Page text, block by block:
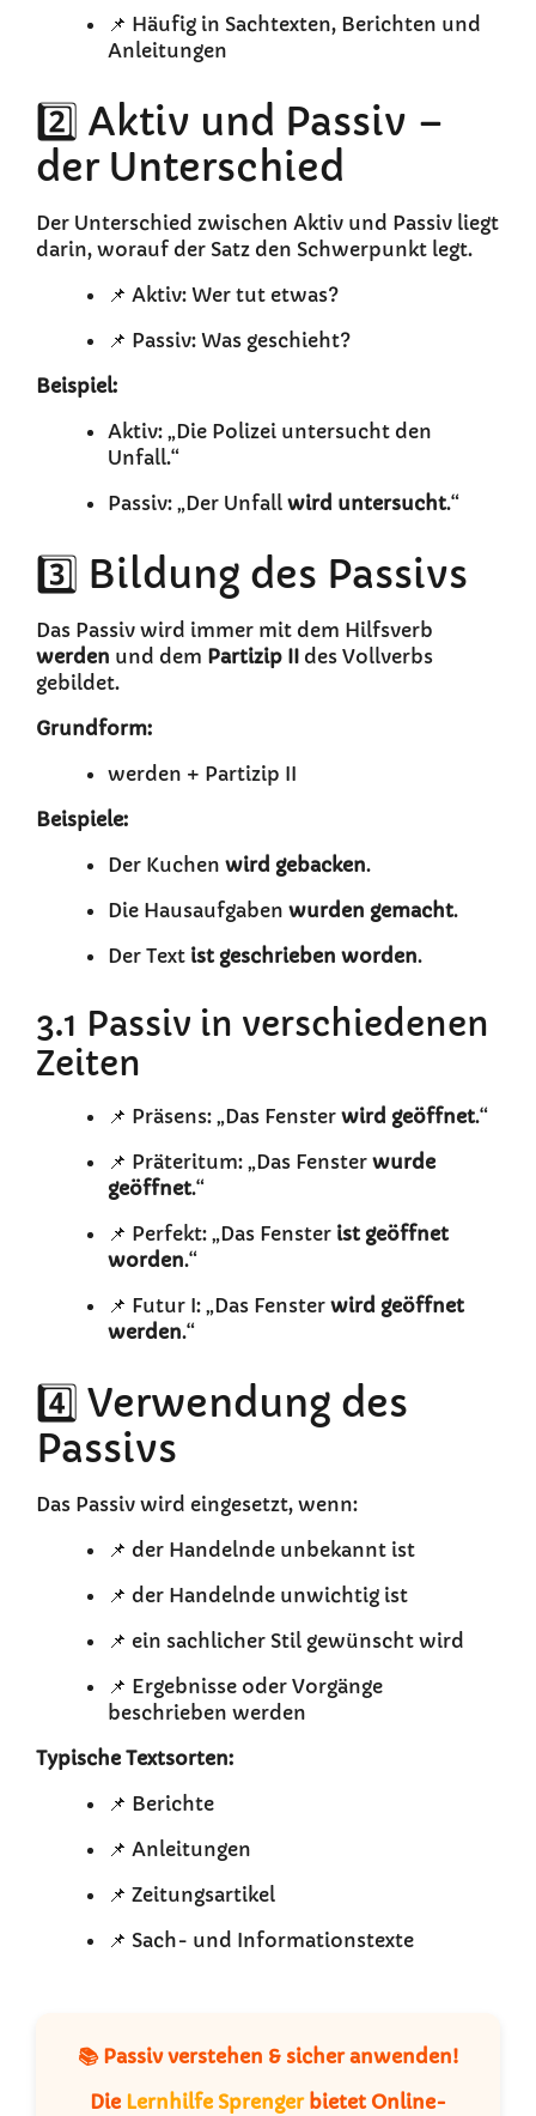
📌 Häufig in Sachtexten, Berichten und
Anleitungen
2️⃣ Aktiv und Passiv –
der Unterschied
Der Unterschied zwischen Aktiv und Passiv liegt
darin, worauf der Satz den Schwerpunkt legt.
📌 Aktiv: Wer tut etwas?
📌 Passiv: Was geschieht?
Beispiel:
Aktiv: „Die Polizei untersucht den
Unfall.“
Passiv: „Der Unfall wird untersucht.“
3️⃣ Bildung des Passivs
Das Passiv wird immer mit dem Hilfsverb
werden und dem Partizip II des Vollverbs
gebildet.
Grundform:
werden + Partizip II
Beispiele:
Der Kuchen wird gebacken.
Die Hausaufgaben wurden gemacht.
Der Text ist geschrieben worden.
3.1 Passiv in verschiedenen
Zeiten
📌 Präsens: „Das Fenster wird geöffnet.“
📌 Präteritum: „Das Fenster wurde
geöffnet.“
📌 Perfekt: „Das Fenster ist geöffnet
worden.“
📌 Futur I: „Das Fenster wird geöffnet
werden.“
4️⃣ Verwendung des
Passivs
Das Passiv wird eingesetzt, wenn:
📌 der Handelnde unbekannt ist
📌 der Handelnde unwichtig ist
📌 ein sachlicher Stil gewünscht wird
📌 Ergebnisse oder Vorgänge
beschrieben werden
Typische Textsorten:
📌 Berichte
📌 Anleitungen
📌 Zeitungsartikel
📌 Sach- und Informationstexte
📚 Passiv verstehen & sicher anwenden!
Die Lernhilfe Sprengerbietet Online-